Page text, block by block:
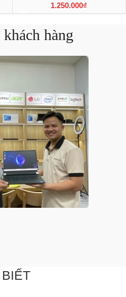
1.250.000₫
hàng